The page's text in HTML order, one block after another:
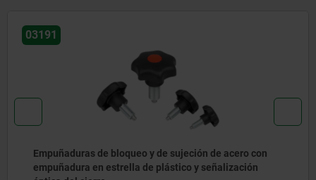
Pernos de bloqueo de acero inoxidable para
accionamiento a distancia, sistemas de cable